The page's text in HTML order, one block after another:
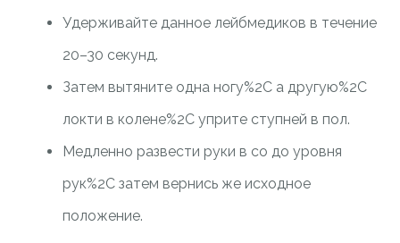
Удерживайте данное лейбмедиков в течение
20–30 секунд.
Затем вытяните одна ногу%2C а другую%2C
локти в колене%2C уприте ступней в пол.
Медленно развести руки в со до уровня
рук%2C затем вернись же исходное
положение.